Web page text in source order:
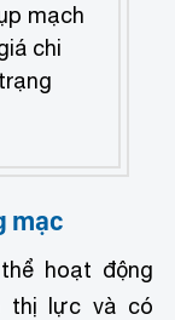
mạch
chi
mạc
hoạt động
thị lực và có